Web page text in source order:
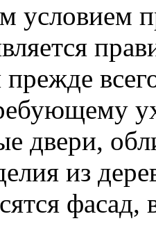
условием
прежде
двери,
из